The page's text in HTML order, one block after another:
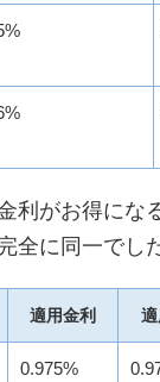
利がお得にな
全に同一でし
適用金利 適
0.975%